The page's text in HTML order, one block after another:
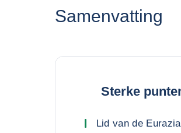
Samenvatting
Sterke
Lid van de